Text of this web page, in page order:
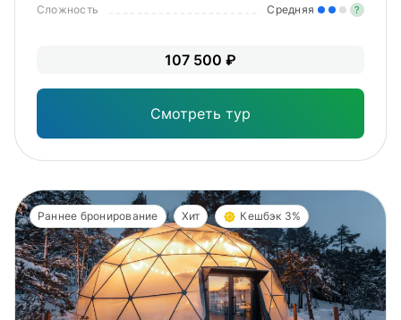
Сложность
Средняя ?
107 500 ₽
Смотреть тур
Раннее бронирование Хит Кешбэк 3%